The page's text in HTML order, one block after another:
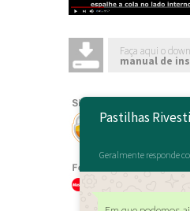
Faça aqui o
manual de
Pastilhas Rivesti
Geralmente responde